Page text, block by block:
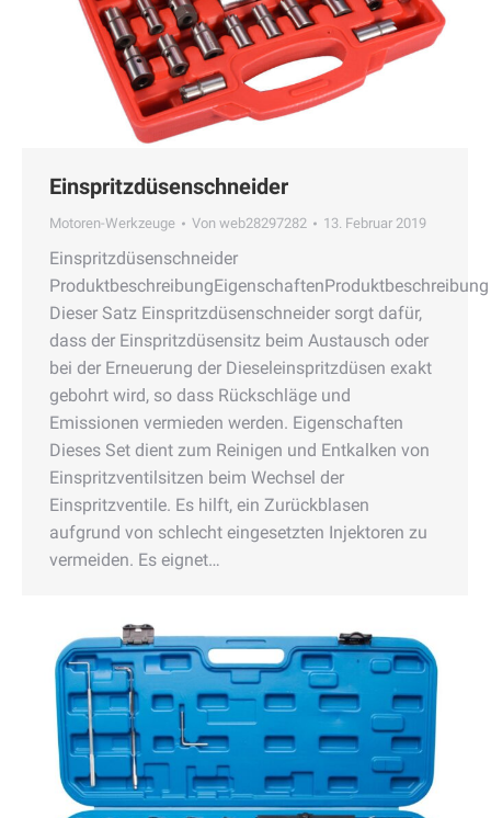
Einspritzdüsenschneider
Motoren-Werkzeuge Von web28297282 13. Februar 2019
Einspritzdüsenschneider
ProduktbeschreibungEigenschaftenProduktbeschreibung
Dieser Satz Einspritzdüsenschneider sorgt dafür,
dass der Einspritzdüsensitz beim Austausch oder
bei der Erneuerung der Dieseleinspritzdüsen exakt
gebohrt wird, so dass Rückschläge und
Emissionen vermieden werden. Eigenschaften
Dieses Set dient zum Reinigen und Entkalken von
Einspritzventilsitzen beim Wechsel der
Einspritzventile. Es hilft, ein Zurückblasen
aufgrund von schlecht eingesetzten Injektoren zu
vermeiden. Es eignet…